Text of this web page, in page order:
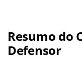
Resumo do
Defensor